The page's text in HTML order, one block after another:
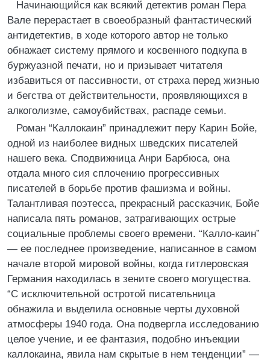
Начинающийся как всякий детектив роман Пера
Вале перерастает в своеобразный фантастический
антидетектив, в ходе которого автор не только
обнажает систему прямого и косвенного подкупа в
буржуазной печати, но и призывает читателя
избавиться от пассивности, от страха перед жизнью
и бегства от действительности, проявляющихся в
алкоголизме, самоубийствах, распаде семьи.
Роман “Каллокаин” принадлежит перу Карин Бойе,
одной из наиболее видных шведских писателей
нашего века. Сподвижница Анри Барбюса, она
отдала много сия сплочению прогрессивных
писателей в борьбе против фашизма и войны.
Талантливая поэтесса, прекрасный рассказчик, Бойе
написала пять романов, затрагивающих острые
социальные проблемы своего времени. “Калло-каин”
— ее последнее произведение, написанное в самом
начале второй мировой войны, когда гитлеровская
Германия находилась в зените своего могущества.
“С исключительной остротой писательница
обнажила и выделила основные черты духовной
атмосферы 1940 года. Она подвергла исследованию
целое учение, и ее фантазия, подобно инъекции
каллокаина, явила нам скрытые в нем тенденции” —